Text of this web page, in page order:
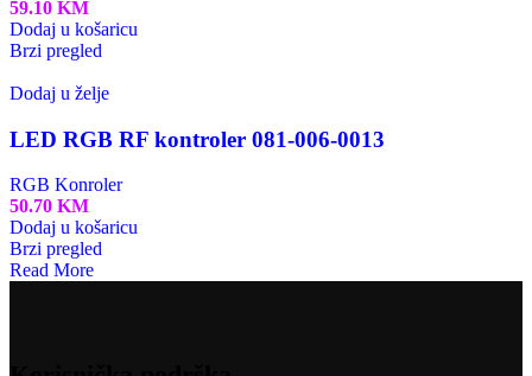
59.10 KM
Dodaj u košaricu
Brzi pregled
Dodaj u želje
LED RGB RF kontroler 081-006-0013
RGB Konroler
50.70 KM
Dodaj u košaricu
Brzi pregled
Read More